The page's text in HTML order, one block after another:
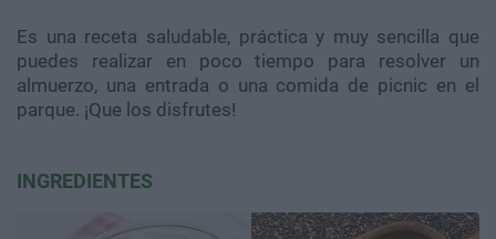
Es una receta saludable, práctica y muy sencilla que
puedes realizar en poco tiempo para resolver un
almuerzo, una entrada o una comida de picnic en el
parque. ¡Que los disfrutes!
INGREDIENTES